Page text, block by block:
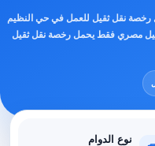
نقل ثقيل للعمل في حي النظيم
مصري فقط يحمل رخصة نقل ثقيل
نوع الدوام